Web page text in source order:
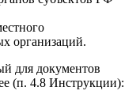
организаций.
для документов
(п. 4.8 Инструкции):